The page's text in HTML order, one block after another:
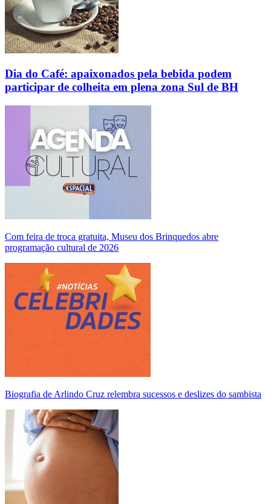
Dia do Café: apaixonados pela bebida podem
participar de colheita em plena zona Sul de BH
Com feira de troca gratuita, Museu dos Brinquedos abre
programação cultural de 2026
Biografia de Arlindo Cruz relembra sucessos e deslizes do sambista